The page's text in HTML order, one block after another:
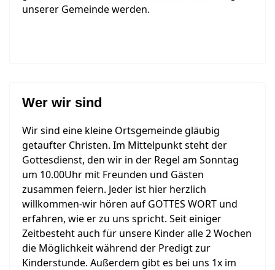
unserer Gemeinde werden.
Wer wir sind
Wir sind eine kleine Ortsgemeinde gläubig
getaufter Christen. Im Mittelpunkt steht der
Gottesdienst, den wir in der Regel am Sonntag
um 10.00Uhr mit Freunden und Gästen
zusammen feiern. Jeder ist hier herzlich
willkommen-wir hören auf GOTTES WORT und
erfahren, wie er zu uns spricht. Seit einiger
Zeitbesteht auch für unsere Kinder alle 2 Wochen
die Möglichkeit während der Predigt zur
Kinderstunde. Außerdem gibt es bei uns 1x im